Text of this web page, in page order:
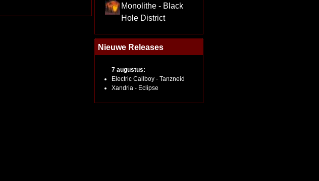
Monolithe - Black
Hole District
Nieuwe Releases
7 augustus:
Electric Callboy - Tanzneid
Xandria - Eclipse